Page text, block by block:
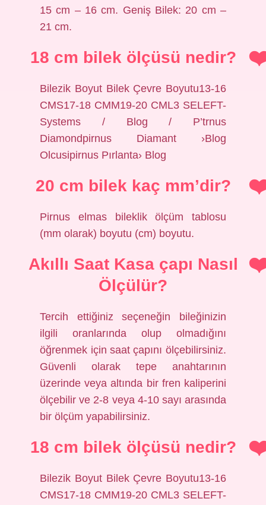
15 cm – 16 cm. Geniş Bilek: 20 cm –
21 cm.
18 cm bilek ölçüsü nedir?
Bilezik Boyut Bilek Çevre Boyutu13-16
CMS17-18 CMM19-20 CML3 SELEFT-
Systems / Blog / P’trnus
Diamondpirnus Diamant ›Blog
Olcusipirnus Pırlanta› Blog
20 cm bilek kaç mm’dir?
Pirnus elmas bileklik ölçüm tablosu
(mm olarak) boyutu (cm) boyutu.
Akıllı Saat Kasa çapı Nasıl
Ölçülür?
Tercih ettiğiniz seçeneğin bileğinizin
ilgili oranlarında olup olmadığını
öğrenmek için saat çapını ölçebilirsiniz.
Güvenli olarak tepe anahtarının
üzerinde veya altında bir fren kaliperini
ölçebilir ve 2-8 veya 4-10 sayı arasında
bir ölçüm yapabilirsiniz.
18 cm bilek ölçüsü nedir?
Bilezik Boyut Bilek Çevre Boyutu13-16
CMS17-18 CMM19-20 CML3 SELEFT-